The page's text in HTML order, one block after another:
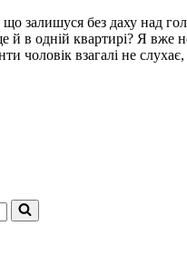
залишуся без даху над
й в одній квартирі? Я вже
чоловік взагалі не